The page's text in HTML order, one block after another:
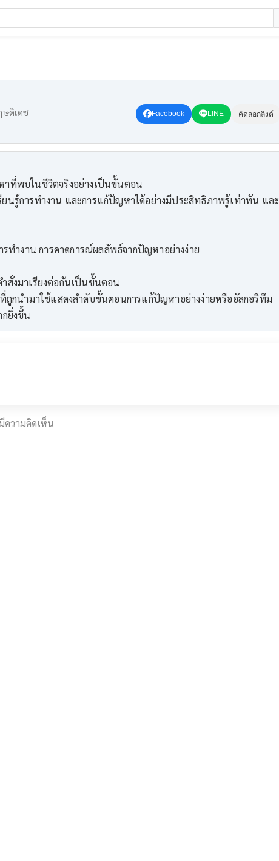
ษดิเดช Facebook LINE คัดลอกลิงค์
าที่พบในชีวิตจริงอย่างเป็นขั้นตอน
นรู้การทำงาน และการแก้ปัญหาได้อย่างมีประสิทธิภาพรู้เท่าทัน และ
ทำงาน การคาดการณ์ผลลัพธ์จากปัญหาอย่างง่าย
สั่งมาเรียงต่อกันเป็นขั้นตอน
ถูกนำมาใช้แสดงลำดับขั้นตอนการแก้ปัญหาอย่างง่ายหรืออัลกอริทึม
ยิ่งขึ้น
ความคิดเห็น